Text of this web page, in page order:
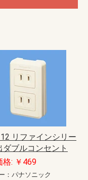
リファインシリー
ダブルコンセント
格: ￥469
：パナソニック